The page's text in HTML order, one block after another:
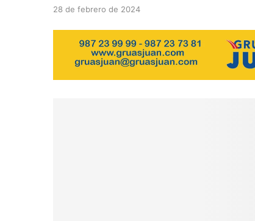
28 de febrero de 2024